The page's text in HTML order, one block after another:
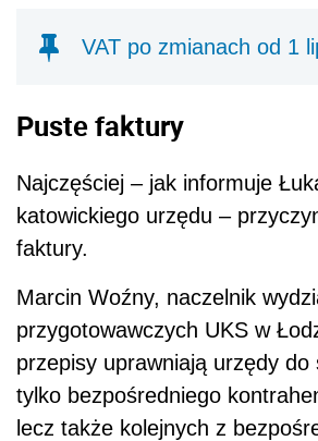
VAT po zmianach od 1
Puste faktury
Najczęściej – jak informuje
katowickiego urzędu –
faktury.
Marcin Woźny, naczelnik
przygotowawczych UKS w
przepisy uprawniają urzędy do
tylko bezpośredniego
lecz także kolejnych z